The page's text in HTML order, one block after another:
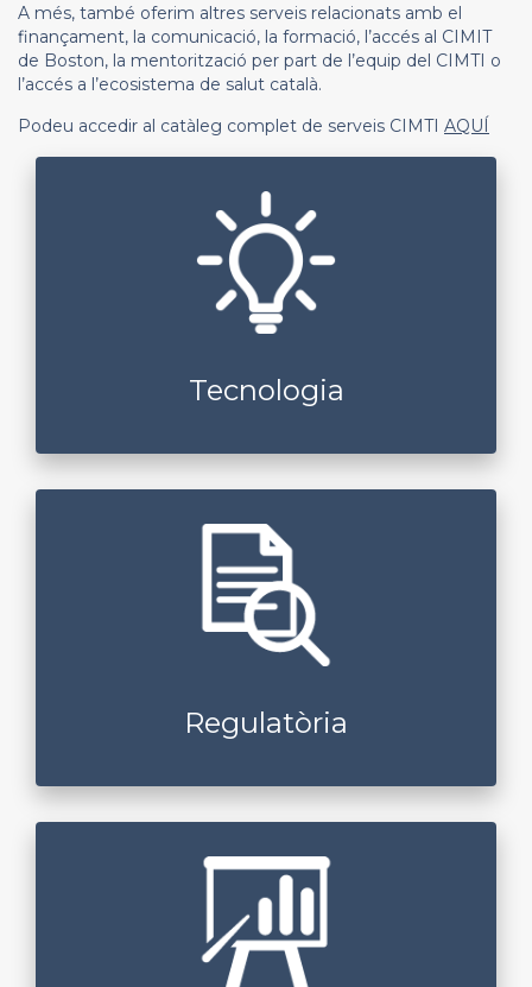
A més, també oferim altres serveis relacionats amb el
finançament, la comunicació, la formació, l’accés al CIMIT
de Boston, la mentorització per part de l’equip del CIMTI o
l’accés a l’ecosistema de salut català.
Podeu accedir al catàleg complet de serveis CIMTI AQUÍ
Tecnologia
Tecnologia
Assessorament amb experts
Planificació i execució de proves de concepte i
prototipat
Regulatòria
Regulatòria
Assessorament amb experts
Classificació del producte sanitari i estratègia de
Mercat i negoci
Definició del mapa d’
Definició de la proposta de valor